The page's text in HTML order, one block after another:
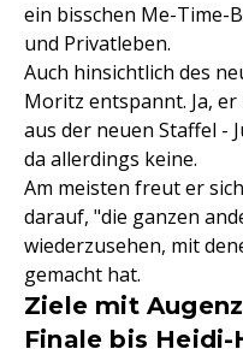
ein bisschen Me-Time-
und Privatleben.
Auch hinsichtlich des
Moritz entspannt. Ja,
aus der neuen Staffel -
da allerdings keine.
Am meisten freut er
darauf, "die ganzen
wiederzusehen, mit
gemacht hat.
Ziele mit
Finale bis